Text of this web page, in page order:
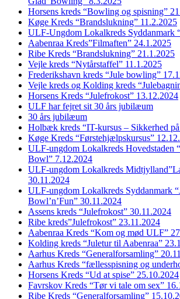
Horsens kreds “Bowling og spisning”
Køge Kreds “Brandslukning” 11.2.2025
ULF-Ungdom Lokalkreds Syddanmark
Aabenraa Kreds”Filmaften” 24.1.2025
Ribe Kreds “Brandslukning” 21.1.2025
Vejle kreds “Nytårstaffel” 11.1.2025
Frederikshavn kreds “Jule bowling”
Vejle kreds og Kolding kreds
Horsens Kreds “Julefrokost” 13.12.2024
ULF har fejret sit 30 års jubilæum
30 års jubilæum
Holbæk kreds “IT-kursus – Sikkerhed
Køge Kreds “Førstehjælpskursus”
ULF-ungdom Lokalkreds Hovedstaden
Bowl” 7.12.2024
ULF-ungdom Lokalkreds
30.11.2024
ULF-ungdom Lokalkreds Syddanmark
Bowl’n’Fun” 30.11.2024
Assens kreds “Julefrokost” 30.11.2024
Ribe kreds”Julefrokost” 23.11.2024
Aabenraa Kreds “Kom og mød ULF”
Kolding kreds “Juletur til Aabenraa”
Aarhus Kreds “Generalforsamling”
Aarhus Kreds “fællesspisning og
Horsens Kreds “Ud at spise” 25.10.2024
Favrskov Kreds “Tør vi tale om sex”
Ribe Kreds “Generalforsamling”